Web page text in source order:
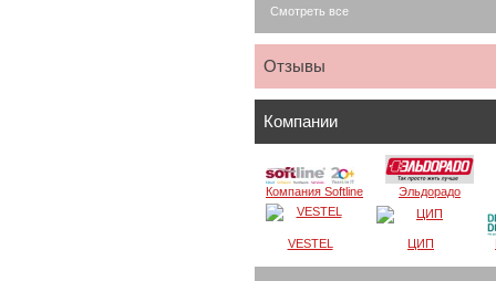
Смотреть все
Отзывы
Компании
Компания Softline Эльдорадо
VESTEL ЦИП